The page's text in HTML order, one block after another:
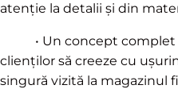
atenție la detalii și din
• Un concept complet
clienților să creeze cu
singură vizită la magazinul